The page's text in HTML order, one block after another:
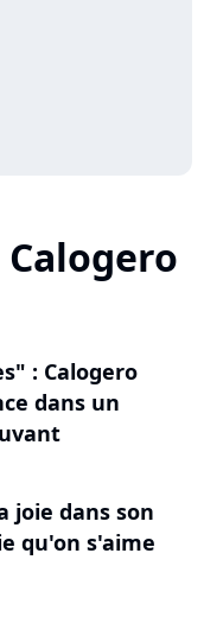
: Calogero
dans un
joie dans son
qu'on s'aime